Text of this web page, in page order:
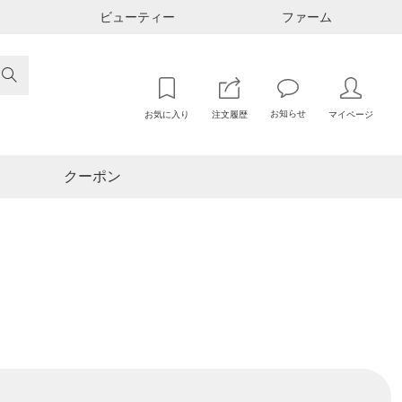
ビューティー ファーム

お気に入り 注文履歴 お知らせ マイページ
クーポン